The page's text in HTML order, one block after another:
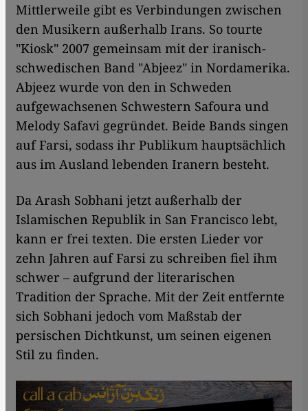
Mittlerweile gibt es Verbindungen zwischen
den Musikern außerhalb Irans. So tourte
"Kiosk" 2007 gemeinsam mit der iranisch-
schwedischen Band "Abjeez" in Nordamerika.
Abjeez wurde von den in Schweden
aufgewachsenen Schwestern Safoura und
Melody Safavi gegründet. Beide Bands singen
auf Farsi, sodass ihr Publikum hauptsächlich
aus im Ausland lebenden Iranern besteht.
Da Arash Sobhani jetzt außerhalb der
Islamischen Republik in San Francisco lebt,
kann er frei texten. Die ersten Lieder vor
zehn Jahren auf Farsi zu schreiben fiel ihm
schwer – aufgrund der literarischen
Tradition der Sprache. Mit der Zeit entfernte
sich Sobhani jedoch vom Maßstab der
persischen Dichtkunst, um seinen eigenen
Stil zu finden.